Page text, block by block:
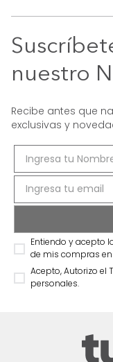
nuestro
Recibe antes que
exclusivas y
Entiendo y acepto
de mis compras en
Acepto, Autorizo el
personales.